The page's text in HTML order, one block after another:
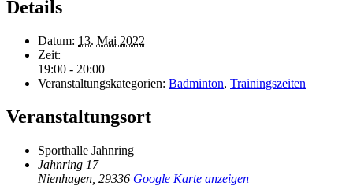
Details
Datum: 13. Mai 2022
Zeit:
19:00 - 20:00
Veranstaltungskategorien: Badminton, Trainingszeiten
Veranstaltungsort
Sporthalle Jahnring
Jahnring 17
Nienhagen 29336 Google Karte anzeigen